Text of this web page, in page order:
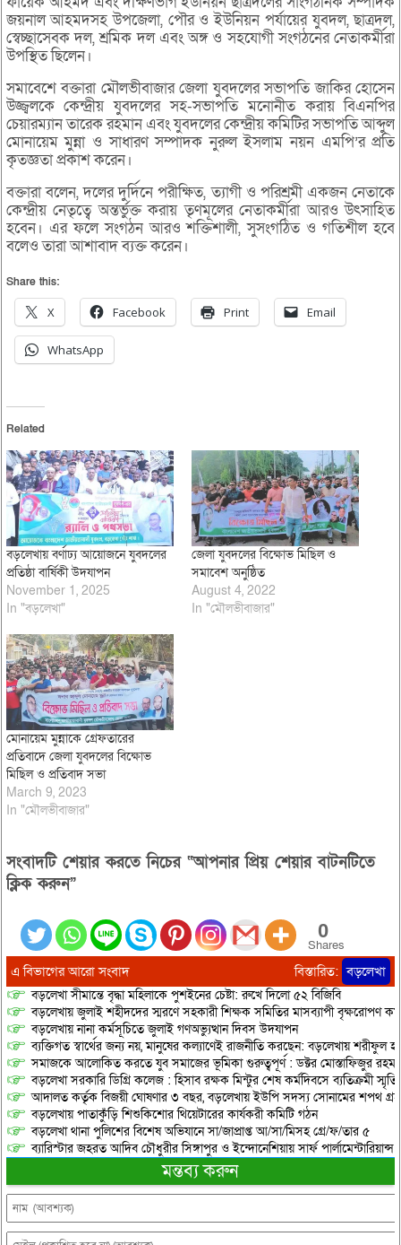
জয়নাল আহমদসহ উপজেলা, পৌর ও ইউনিয়ন পর্যায়ের যুবদল, ছাত্রদল,
স্বেচ্ছাসেবক দল, শ্রমিক দল এবং অঙ্গ ও সহযোগী সংগঠনের নেতাকর্মীরা
উপস্থিত ছিলেন।
সমাবেশে বক্তারা মৌলভীবাজার জেলা যুবদলের সভাপতি জাকির হোসেন
উজ্জ্বলকে কেন্দ্রীয় যুবদলের সহ-সভাপতি মনোনীত করায় বিএনপির
চেয়ারম্যান তারেক রহমান এবং যুবদলের কেন্দ্রীয় কমিটির সভাপতি আব্দুল
মোনায়েম মুন্না ও সাধারণ সম্পাদক নুরুল ইসলাম নয়ন এমপি’র প্রতি
কৃতজ্ঞতা প্রকাশ করেন।
বক্তারা বলেন, দলের দুর্দিনে পরীক্ষিত, ত্যাগী ও পরিশ্রমী একজন নেতাকে
কেন্দ্রীয় নেতৃত্বে অন্তর্ভুক্ত করায় তৃণমূলের নেতাকর্মীরা আরও উৎসাহিত
হবেন। এর ফলে সংগঠন আরও শক্তিশালী, সুসংগঠিত ও গতিশীল হবে
বলেও তারা আশাবাদ ব্যক্ত করেন।
Share this:
X Facebook Print Email
WhatsApp
Related
বড়লেখায় বর্ণাঢ্য আয়োজনে যুবদলের
প্রতিষ্ঠা বার্ষিকী উদযাপন
November 1, 2025
In "বড়লেখা"
জেলা যুবদলের বিক্ষোভ মিছিল ও
সমাবেশ অনুষ্ঠিত
August 4, 2022
In "মৌলভীবাজার"
মোনায়েম মুন্নাকে গ্রেফতারের
প্রতিবাদে জেলা যুবদলের বিক্ষোভ
মিছিল ও প্রতিবাদ সভা
March 9, 2023
In "মৌলভীবাজার"
সংবাদটি শেয়ার করতে নিচের “আপনার প্রিয় শেয়ার বাটনটিতে
ক্লিক করুন”
0
Shares
এ বিভাগের আরো সংবাদ বিস্তারিত: বড়লেখা
বড়লেখা সীমান্তে বৃদ্ধা মহিলাকে পুশইনের চেষ্টা: রুখে দিলো ৫২ বিজিবি
বড়লেখায় জুলাই শহীদদের স্মরণে সহকারী শিক্ষক সমিতির মাসব্যাপী বৃক্ষরোপণ
বড়লেখায় নানা কর্মসূচিতে জুলাই গণঅভ্যুত্থান দিবস উদযাপন
ব্যক্তিগত স্বার্থের জন্য নয়, মানুষের কল্যাণেই রাজনীতি করছেন: বড়লেখায় শরীফুল
সমাজকে আলোকিত করতে যুব সমাজের ভূমিকা গুরুত্বপূর্ণ : ডক্টর মোস্তাফিজুর
বড়লেখা সরকারি ডিগ্রি কলেজ : হিসাব রক্ষক মিন্টুর শেষ কর্মদিবসে ব্যতিক্রমী
আদালত কর্তৃক বিজয়ী ঘোষণার ৩ বছর, বড়লেখায় ইউপি সদস্য সোনামের শপথ
বড়লেখায় পাতাকুঁড়ি শিশুকিশোর থিয়েটারের কার্যকরী কমিটি গঠন
বড়লেখা থানা পুলিশের বিশেষ অভিযানে সা/জাপ্রাপ্ত আ/সা/মিসহ গ্রে/ফ/তার ৫
ব্যারিস্টার জহরত আদিব চৌধুরীর সিঙ্গাপুর ও ইন্দোনেশিয়ায় সার্ফ পার্লামেন্টারিয়ান্স
মন্তব্য করুন